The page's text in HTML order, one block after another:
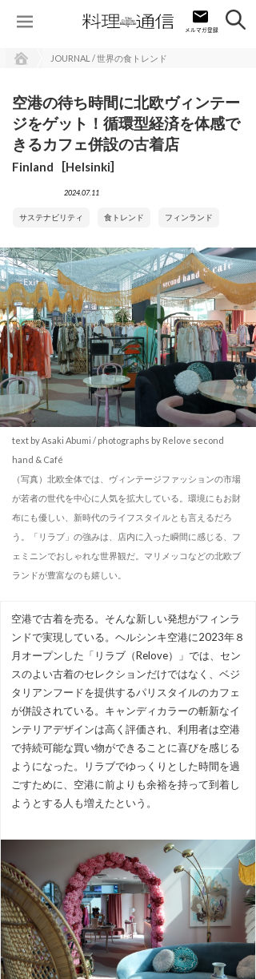
JOURNAL / 世界の食トレンド
空港の待ち時間に北欧ヴィンテー
ジをゲット！循環型経済を体感で
きるカフェ併設の古着店
Finland［Helsinki］
2024.07.11
サステナビリティ 食トレンド フィンランド
text by Asaki Abumi / photographs by Relove second
hand & Café
（写真）北欧全体では、ヴィンテージファッションの市場
が若者の世代を中心に人気を拡大している。環境にもお財
布にも優しい、新時代のライフスタイルとも言えるだろ
う。「リラブ」の強みは、店内に入った瞬間に感じる、フ
ェミニンでおしゃれな世界観だ。マリメッコなどの北欧ブ
ランドが豊富なのも嬉しい。
空港で古着を売る。そんな新しい発想がフィンラ
ンドで実現している。ヘルシンキ空港に2023年８
月オープンした「リラブ（Relove）」では、セン
スのよい古着のセレクションだけではなく、ベジ
タリアンフードを提供するパリスタイルのカフェ
が併設されている。キャンディカラーの斬新なイ
ンテリアデザインは高く評価され、利用者は空港
で持続可能な買い物ができることに喜びを感じる
ようになった。リラブでゆっくりとした時間を過
ごすために、空港に前よりも余裕を持って到着し
ようとする人も増えたという。